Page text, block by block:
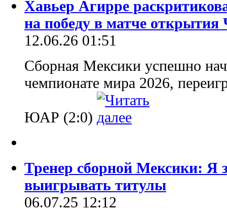
Хавьер Агирре
на победу в матче
12.06.26 01:51
Сборная Мексики успешно
чемпионате мира 2026,
ЮАР (2:0)
Тренер сборной Мексики: Я
выигрывать титулы
06.07.25 12:12